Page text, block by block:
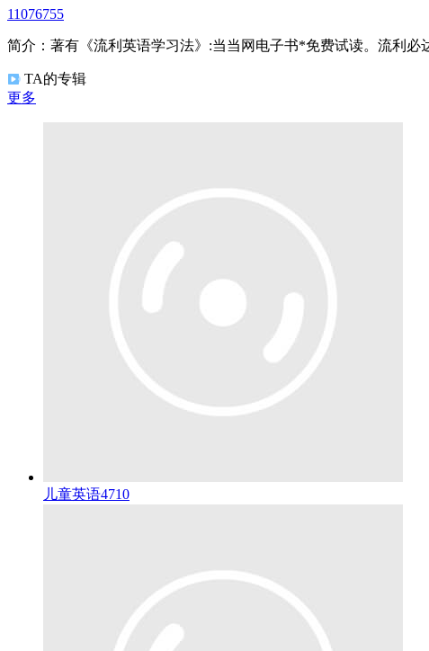
11076755
简介： 著有《流利英语学习法》:当当网电子书*免费试读。流利必
TA的专辑
更多
儿童英语4710